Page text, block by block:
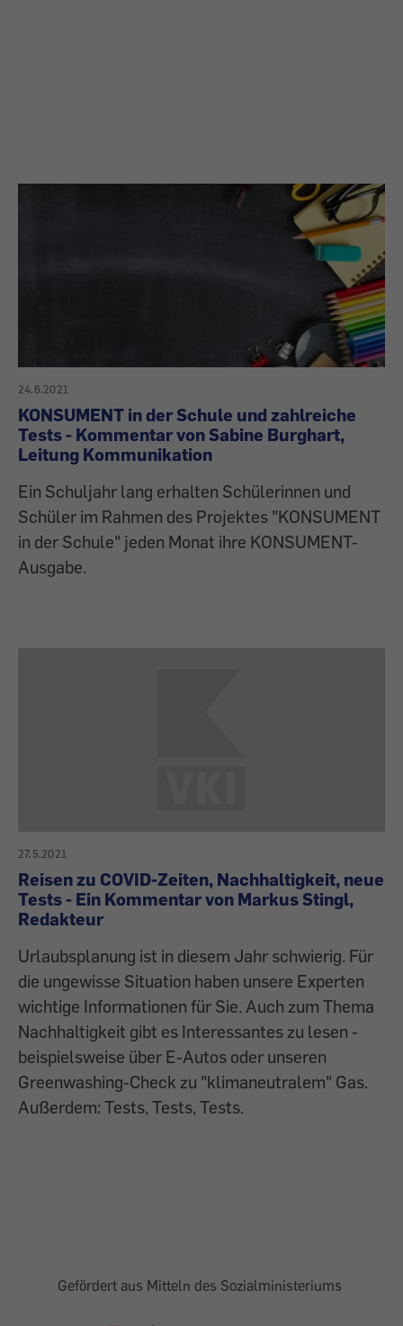
24.6.2021
KONSUMENT in der Schule und zahlreiche
Tests - Kommentar von Sabine Burghart,
Leitung Kommunikation
Ein Schuljahr lang erhalten Schülerinnen und
Schüler im Rahmen des Projektes "KONSUMENT
in der Schule" jeden Monat ihre KONSUMENT-
Ausgabe.
27.5.2021
Reisen zu COVID-Zeiten, Nachhaltigkeit, neue
Tests - Ein Kommentar von Markus Stingl,
Redakteur
Urlaubsplanung ist in diesem Jahr schwierig. Für
die ungewisse Situation haben unsere Experten
wichtige Informationen für Sie. Auch zum Thema
Nachhaltigkeit gibt es Interessantes zu lesen -
beispielsweise über E-Autos oder unseren
Greenwashing-Check zu "klimaneutralem" Gas.
Außerdem: Tests, Tests, Tests.
Gefördert aus Mitteln des Sozialministeriums